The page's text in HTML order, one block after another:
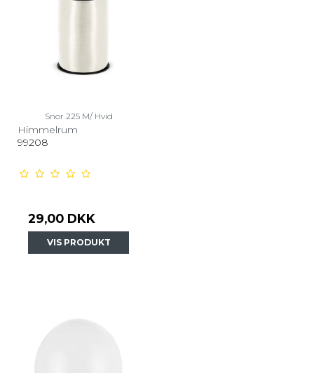
Snor 225 M/ Hvid
Himmelrum
99208
29,00 DKK
VIS PRODUKT